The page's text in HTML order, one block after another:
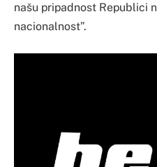
našu pripadnost Republici
nacionalnost”.